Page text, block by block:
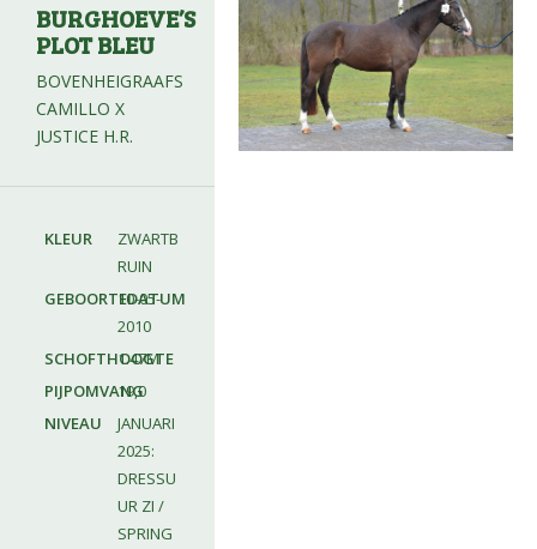
BURGHOEVE’S
PLOT BLEU
BOVENHEIGRAAFS
CAMILLO X
JUSTICE H.R.
KLEUR
ZWARTB
RUIN
GEBOORTEDATUM
10-05-
2010
SCHOFTHOOGTE
1.47M
PIJPOMVANG
19,0
NIVEAU
JANUARI
2025:
DRESSU
UR ZI /
SPRING